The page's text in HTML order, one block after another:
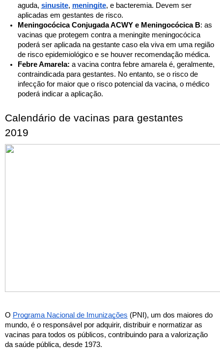
aguda, sinusite, meningite, e bacteremia. Devem ser
aplicadas em gestantes de risco.
Meningocócica Conjugada ACWY e Meningocócica B: as
vacinas que protegem contra a meningite meningocócica
poderá ser aplicada na gestante caso ela viva em uma região
de risco epidemiológico e se houver recomendação médica.
Febre Amarela: a vacina contra febre amarela é, geralmente,
contraindicada para gestantes. No entanto, se o risco de
infecção for maior que o risco potencial da vacina, o médico
poderá indicar a aplicação.
Calendário de vacinas para gestantes
2019
O Programa Nacional de Imunizações (PNI), um dos maiores do
mundo, é o responsável por adquirir, distribuir e normatizar as
vacinas para todos os públicos, contribuindo para a valorização
da saúde pública, desde 1973.